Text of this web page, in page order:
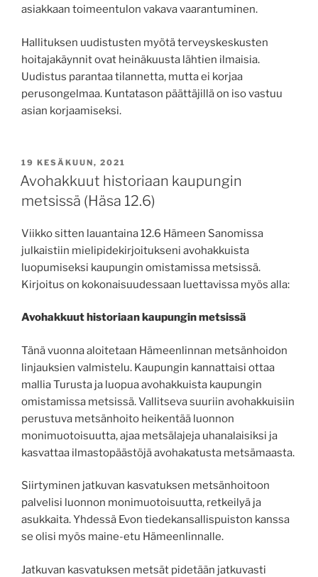
asiakkaan toimeentulon vakava vaarantuminen.
Hallituksen uudistusten myötä terveyskeskusten
hoitajakäynnit ovat heinäkuusta lähtien ilmaisia.
Uudistus parantaa tilannetta, mutta ei korjaa
perusongelmaa. Kuntatason päättäjillä on iso vastuu
asian korjaamiseksi.
JULKAISTU
19 KESÄKUUN, 2021
Avohakkuut historiaan kaupungin
metsissä (Häsa 12.6)
Viikko sitten lauantaina 12.6 Hämeen Sanomissa
julkaistiin mielipidekirjoitukseni avohakkuista
luopumiseksi kaupungin omistamissa metsissä.
Kirjoitus on kokonaisuudessaan luettavissa myös alla:
Avohakkuut historiaan kaupungin metsissä
Tänä vuonna aloitetaan Hämeenlinnan metsänhoidon
linjauksien valmistelu. Kaupungin kannattaisi ottaa
mallia Turusta ja luopua avohakkuista kaupungin
omistamissa metsissä. Vallitseva suuriin avohakkuisiin
perustuva metsänhoito heikentää luonnon
monimuotoisuutta, ajaa metsälajeja uhanalaisiksi ja
kasvattaa ilmastopäästöjä avohakatusta metsämaasta.
Siirtyminen jatkuvan kasvatuksen metsänhoitoon
palvelisi luonnon monimuotoisuutta, retkeilyä ja
asukkaita. Yhdessä Evon tiedekansallispuiston kanssa
se olisi myös maine-etu Hämeenlinnalle.
Jatkuvan kasvatuksen metsät pidetään jatkuvasti